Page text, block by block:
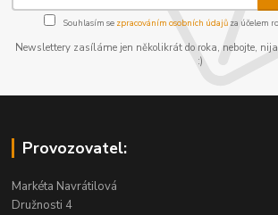
Souhlasím se zpracováním osobních údajůza účelem
Newslettery zasíláme jen několikrát do roka, nebojte,
:)
Provozovatel:
Markéta Navrátilová
Družnosti 4